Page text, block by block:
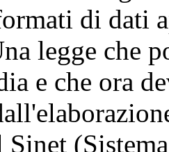
di dati
legge che
e che ora
Sinet